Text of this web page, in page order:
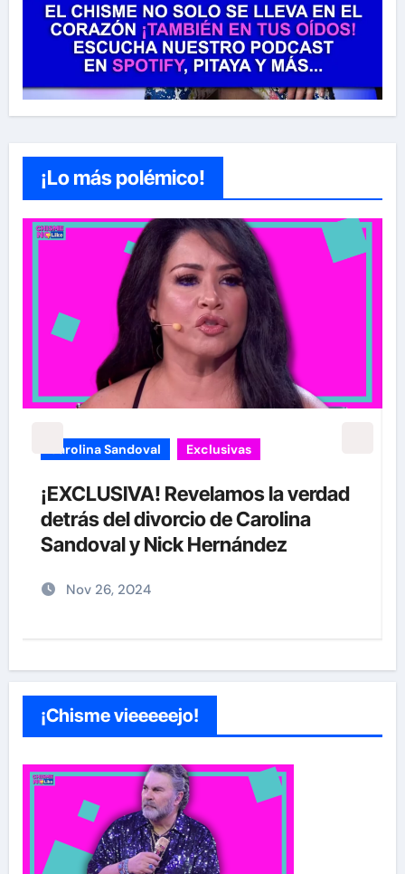
¡Lo más polémico!
Exclusivas Sean 'Diddy' Combs
Jay-Z reacciona a acusaciones de
supuesto abuso a menor de 13 años
junto a Diddy Combs en plena fiesta
Dic 9, 2024
¡Chisme vieeeeejo!